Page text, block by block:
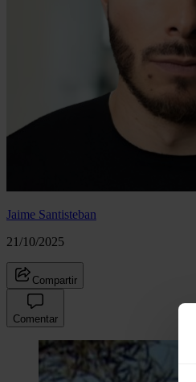
Jaime Santisteban
21/10/2025
Compartir
Comentar